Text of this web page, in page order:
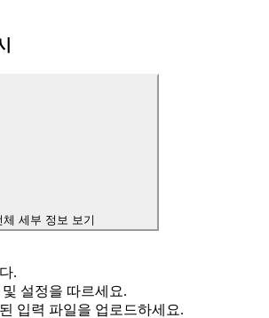
체 세부 정보 보기
.
설정을 따르세요.
입력 파일을 업로드하세요.